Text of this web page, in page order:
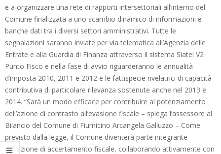
e a organizzare una rete di rapporti intersettoriali all’interno del
Comune finalizzata a uno scambio dinamico di informazioni e
banche dati tra i diversi settori amministrativi. Tutte le
segnalazioni saranno inviate per via telematica all’Agenzia delle
Entrate e alla Guardia di Finanza attraverso il sistema Siatel V2
Punto Fisco e nella fase di avvio riguarderanno le annualità
d’imposta 2010, 2011 e 2012 e le fattispecie rivelatrici di capacità
contributiva di particolare rilevanza sostenute anche nel 2013 e
2014. “Sarà un modo efficace per contribuire al potenziamento
dell’azione di contrasto all’evasione fiscale – spiega l’assessore al
Bilancio del Comune di Fiumicino Arcangela Galluzzo – Come
previsto dalla legge, il Comune diventerà parte integrante
nell’azione di accertamento fiscale, collaborando attivamente con